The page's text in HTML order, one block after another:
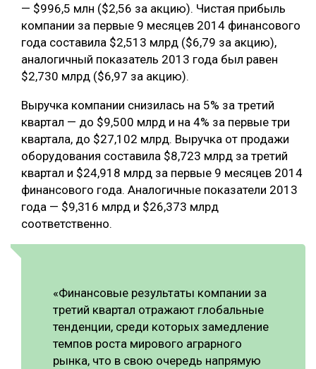
ПРОИЗВОДСТВО ДРЕВЕСНЫХ ПЛИТ
ЦБП
КОМПЛЕКСНАЯ ПЕРЕРАБОТКА
ДЕРЕВЯННОЕ ДОМОСТРОЕНИЕ
БЕЗОПАСНОЕ ПРОИЗВОДСТВО
СОРТИРОВКА ДРЕВЕСИНЫ
МЕБЕЛЬНОЕ ПРОИЗВОДСТВО
ПОДБОРКИ СТАТЕЙ
— $996,5 млн ($2,56 за акцию). Чистая прибыль
компании за первые 9 месяцев 2014 финансового
года составила $2,513 млрд ($6,79 за акцию),
аналогичный показатель 2013 года был равен
$2,730 млрд ($6,97 за акцию).
Выручка компании снизилась на 5% за третий
квартал — до $9,500 млрд и на 4% за первые три
квартала, до $27,102 млрд. Выручка от продажи
оборудования составила $8,723 млрд за третий
квартал и $24,918 млрд за первые 9 месяцев 2014
финансового года. Аналогичные показатели 2013
года — $9,316 млрд и $26,373 млрд
соответственно.
«Финансовые результаты компании за
третий квартал отражают глобальные
тенденции, среди которых замедление
темпов роста мирового аграрного
рынка, что в свою очередь напрямую